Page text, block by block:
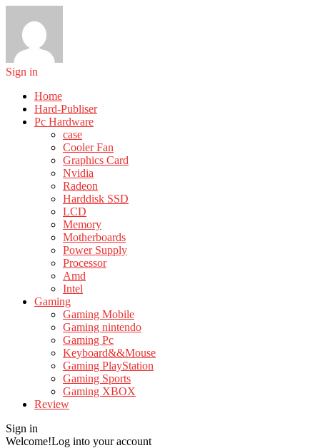
Sign in
Home
Hard-Publiser
Pc Hardware
case
Cooler Fan
Graphics Card
Nvidia
Radeon
Harddisk SSD
LCD
Memory
Motherboards
Power Supply
Processor
Amd
Intel
Gaming
Gaming Mobile
Gaming nintendo
Gaming Pc
Keyboard&&Mouse
Gaming PlayStation
Gaming Sports
Gaming XBOX
Review
Sign in
Welcome!Log into your account